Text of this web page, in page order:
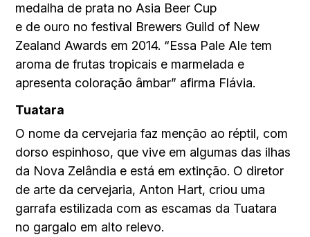
medalha de prata no Asia Beer Cup
e de ouro no festival Brewers Guild of New
Zealand Awards em 2014. “Essa Pale Ale tem
aroma de frutas tropicais e marmelada e
apresenta coloração âmbar” afirma Flávia.
Tuatara
O nome da cervejaria faz menção ao réptil, com
dorso espinhoso, que vive em algumas das ilhas
da Nova Zelândia e está em extinção. O diretor
de arte da cervejaria, Anton Hart, criou uma
garrafa estilizada com as escamas da Tuatara
no gargalo em alto relevo.